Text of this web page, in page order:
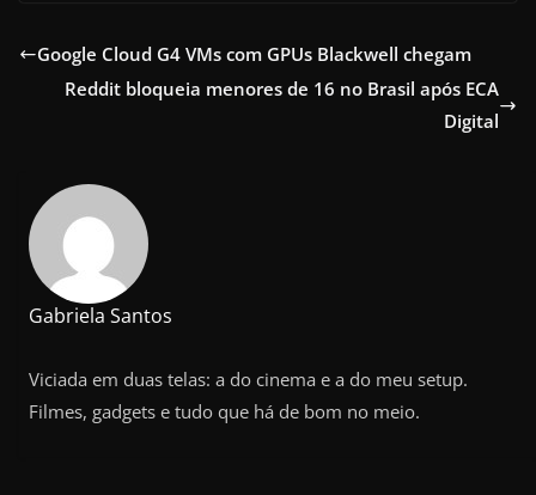
Google Cloud G4 VMs com GPUs Blackwell chegam
Reddit bloqueia menores de 16 no Brasil após ECA
Digital
Gabriela Santos
Viciada em duas telas: a do cinema e a do meu setup.
Filmes, gadgets e tudo que há de bom no meio.